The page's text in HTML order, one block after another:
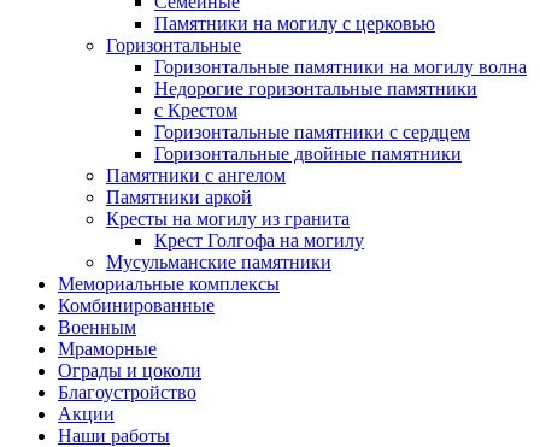
Памятники на могилу с церковью
Горизонтальные
Горизонтальные памятники на могилу волна
Недорогие горизонтальные памятники
с Крестом
Горизонтальные памятники с сердцем
Горизонтальные двойные памятники
Памятники с ангелом
Памятники аркой
Кресты на могилу из гранита
Крест Голгофа на могилу
Мусульманские памятники
Мемориальные комплексы
Комбинированные
Военным
Мраморные
Ограды и цоколи
Благоустройство
Акции
Наши работы